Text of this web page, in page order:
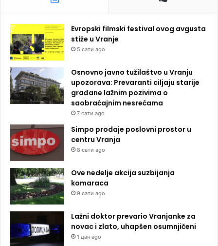
Evropski filmski festival ovog avgusta
stiže u Vranje
5 сати ago
Osnovno javno tužilaštvo u Vranju
upozorava: Prevaranti ciljaju starije
građane lažnim pozivima o
saobraćajnim nesrećama
7 сати ago
Simpo prodaje poslovni prostor u
centru Vranja
8 сати ago
Ove nedelje akcija suzbijanja
komaraca
9 сати ago
Lažni doktor prevario Vranjanke za
novac i zlato, uhapšen osumnjičeni
1 дан ago